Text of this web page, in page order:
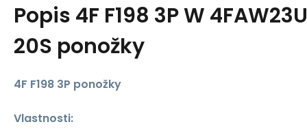
Popis 4F F198 3P W
20S ponožky
4F F198 3P ponožky
Vlastnosti: